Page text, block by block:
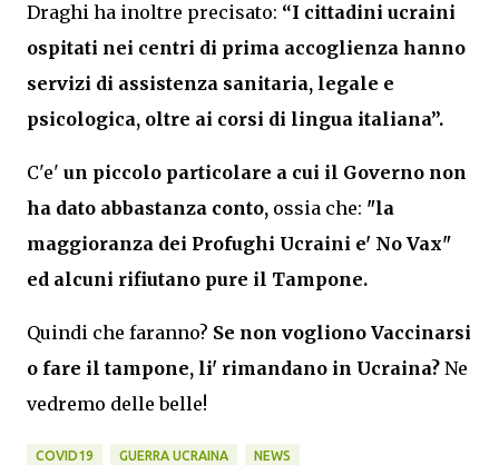
Draghi ha inoltre precisato: “I cittadini ucraini
ospitati nei centri di prima accoglienza hanno
servizi di assistenza sanitaria, legale e
psicologica, oltre ai corsi di lingua italiana”.
C'e' un piccolo particolare a cui il Governo non
ha dato abbastanza conto, ossia che: "la
maggioranza dei Profughi Ucraini e' No Vax"
ed alcuni rifiutano pure il Tampone.
Quindi che faranno? Se non vogliono Vaccinarsi
o fare il tampone, li' rimandano in Ucraina? Ne
vedremo delle belle!
COVID19 GUERRA UCRAINA NEWS